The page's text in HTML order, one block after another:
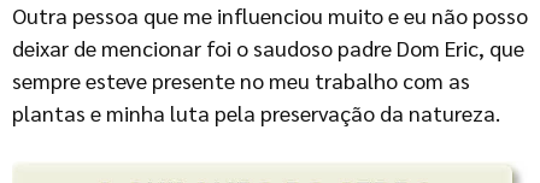
Outra pessoa que me influenciou muito e eu não posso
deixar de mencionar foi o saudoso padre Dom Eric, que
sempre esteve presente no meu trabalho com as
plantas e minha luta pela preservação da natureza.